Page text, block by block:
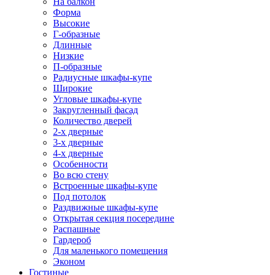
Форма
Высокие
Г-образные
Длинные
Низкие
П-образные
Радиусные шкафы-купе
Широкие
Угловые шкафы-купе
Закругленный фасад
Количество дверей
2-х дверные
3-х дверные
4-х дверные
Особенности
Во всю стену
Встроенные шкафы-купе
Под потолок
Раздвижные шкафы-купе
Открытая секция посередине
Распашные
Гардероб
Для маленького помещения
Эконом
Гостиные